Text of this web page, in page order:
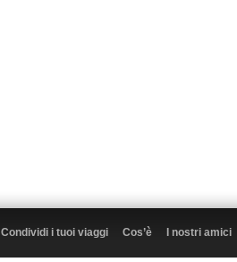
Condividi i tuoi viaggi Cos’è I nostri amici